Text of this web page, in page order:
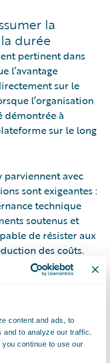
content and ads, to
and to analyze our traffic.
continue to use our
la
durée
pertinent dans
l’avantage
sur le
l’organisation
démontrée à
sur le long
parviennent avec
sont exigeantes :
technique
soutenus et
de résister aux
des coûts.
interne peut
est fort. Mais
pas
qu’un éditeur de
eux aussi